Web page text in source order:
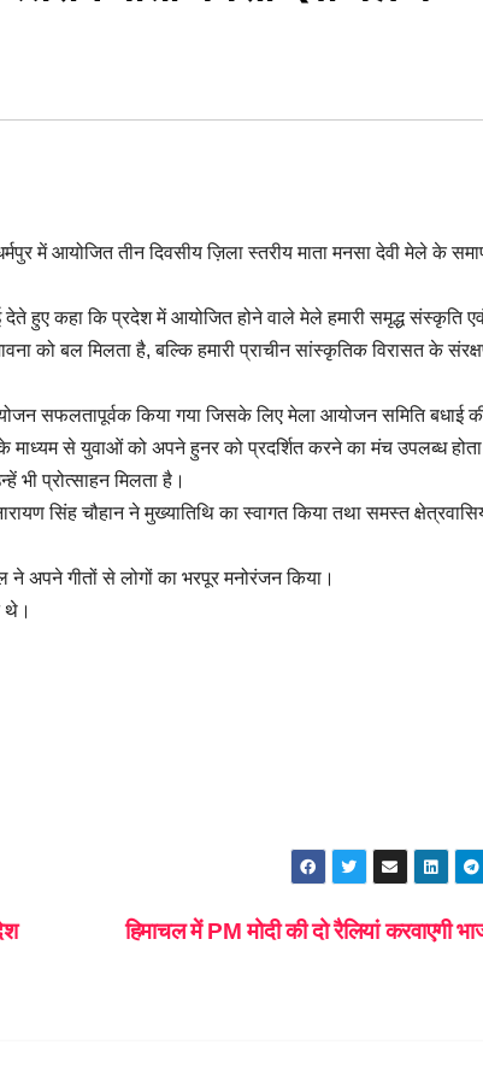
में आयोजित तीन दिवसीय ज़िला स्तरीय माता मनसा देवी मेले के
हुए कहा कि प्रदेश में आयोजित होने वाले मेले हमारी समृद्ध संस्कृति
को बल मिलता है, बल्कि हमारी प्राचीन सांस्कृतिक विरासत के
सफलतापूर्वक किया गया जिसके लिए मेला आयोजन समिति बधाई
से युवाओं को अपने हुनर को प्रदर्शित करने का मंच उपलब्ध
भी प्रोत्साहन मिलता है।
सिंह चौहान ने मुख्यातिथि का स्वागत किया तथा समस्त
अपने गीतों से लोगों का भरपूर मनोरंजन किया।
थे।
हिमाचल में PM मोदी की दो रैलियां करवाएगी